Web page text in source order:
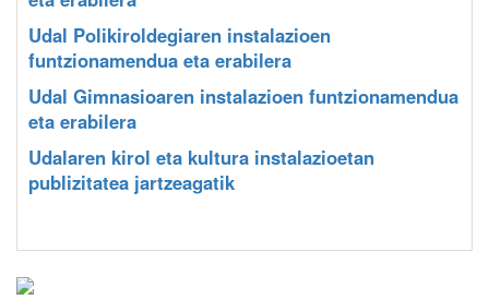
Udal Polikiroldegiaren instalazioen
funtzionamendua eta erabilera
Udal Gimnasioaren instalazioen funtzionamendua
eta erabilera
Udalaren kirol eta kultura instalazioetan
publizitatea jartzeagatik